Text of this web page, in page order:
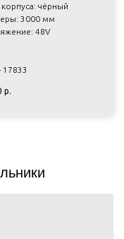
корпуса: чёрный
3000 мм
48V
17833
р.